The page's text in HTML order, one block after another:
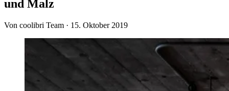
und Malz
Von coolibri Team · 15. Oktober 2019